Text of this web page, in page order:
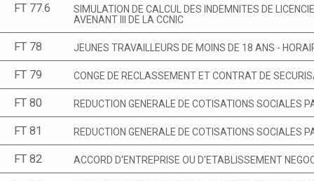
FT 77.6
SIMULATION DE CALCUL DES INDEMNITES DE
AVENANT III DE LA CCNIC
FT 78 JEUNES TRAVAILLEURS DE MOINS DE 18 ANS -
FT 79 CONGE DE RECLASSEMENT ET CONTRAT DE
FT 80 REDUCTION GENERALE DE COTISATIONS SOCIALES
FT 81 REDUCTION GENERALE DE COTISATIONS SOCIALES
FT 82 ACCORD D'ENTREPRISE OU D'ETABLISSEMENT